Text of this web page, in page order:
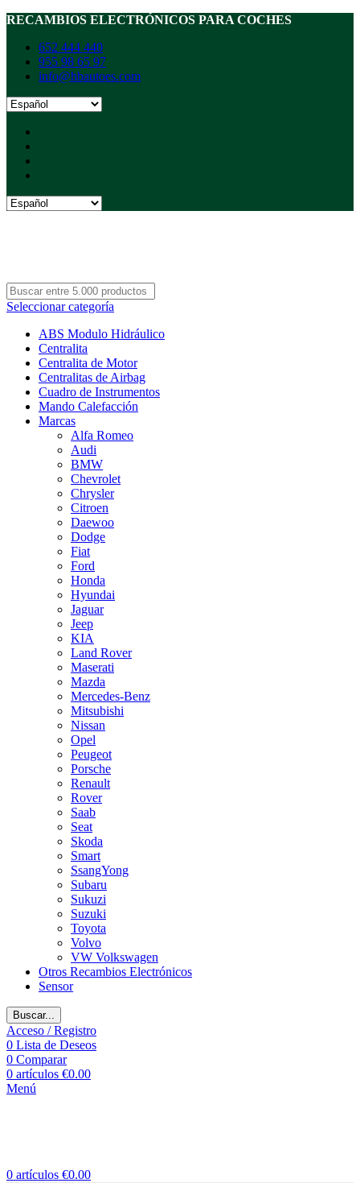
RECAMBIOS ELECTRÓNICOS PARA COCHES
652 444 440
955 98 65 97
info@hbautoes.com
Seleccionar categoría
ABS Modulo Hidráulico
Centralita
Centralita de Motor
Centralitas de Airbag
Cuadro de Instrumentos
Mando Calefacción
Marcas
Alfa Romeo
Audi
BMW
Chevrolet
Chrysler
Citroen
Daewoo
Dodge
Fiat
Ford
Honda
Hyundai
Jaguar
Jeep
KIA
Land Rover
Maserati
Mazda
Mercedes-Benz
Mitsubishi
Nissan
Opel
Peugeot
Porsche
Renault
Rover
Saab
Seat
Skoda
Smart
SsangYong
Subaru
Sukuzi
Suzuki
Toyota
Volvo
VW Volkswagen
Otros Recambios Electrónicos
Sensor
Buscar...
Acceso / Registro
0 Lista de Deseos
0 Comparar
0 artículos €0.00
Menú
0 artículos €0.00